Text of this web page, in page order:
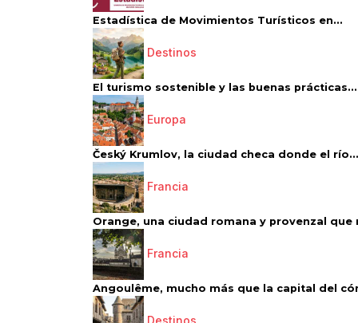
Estadística de Movimientos Turísticos en...
Destinos
El turismo sostenible y las buenas prácticas...
Europa
Český Krumlov, la ciudad checa donde el río...
Francia
Orange, una ciudad romana y provenzal que
Francia
Angoulême, mucho más que la capital del
Destinos